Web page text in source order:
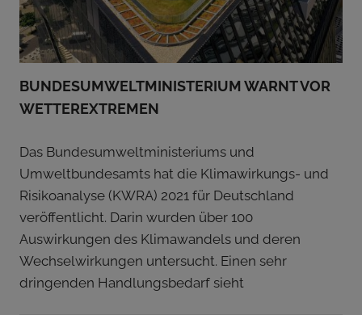
BUNDESUMWELTMINISTERIUM WARNT VOR
WETTEREXTREMEN
Das Bundesumweltministeriums und
Umweltbundesamts hat die Klimawirkungs- und
Risikoanalyse (KWRA) 2021 für Deutschland
veröffentlicht. Darin wurden über 100
Auswirkungen des Klimawandels und deren
Wechselwirkungen untersucht. Einen sehr
dringenden Handlungsbedarf sieht